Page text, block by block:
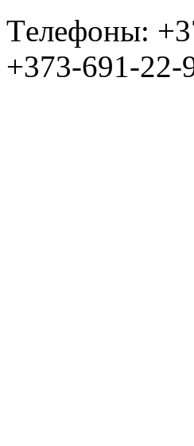
Tелефоны:
+373-691-22-